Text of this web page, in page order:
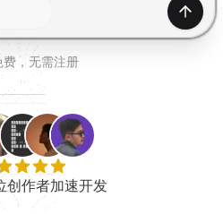
产生
费，无需注册
创作者加速开发